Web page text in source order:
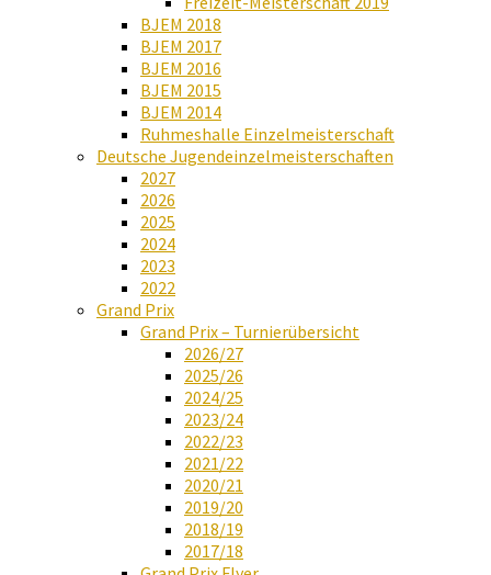
BJEM 2018
BJEM 2017
BJEM 2016
BJEM 2015
BJEM 2014
Ruhmeshalle Einzelmeisterschaft
Deutsche Jugendeinzelmeisterschaften
2027
2026
2025
2024
2023
2022
Grand Prix
Grand Prix – Turnierübersicht
2026/27
2025/26
2024/25
2023/24
2022/23
2021/22
2020/21
2019/20
2018/19
2017/18